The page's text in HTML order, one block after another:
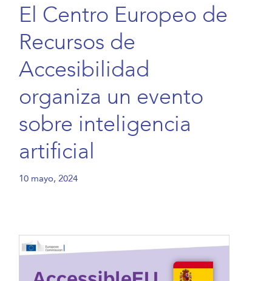
El Centro Europeo de
Recursos de
Accesibilidad
organiza un evento
sobre inteligencia
artificial
10 mayo, 2024